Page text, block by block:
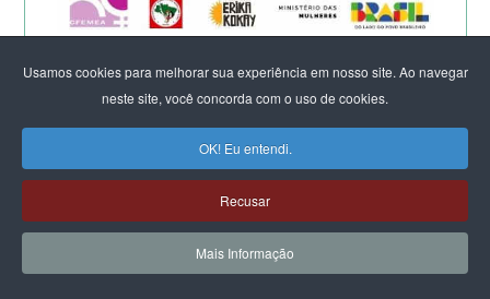
Usamos cookies para melhorar sua experiência em nosso site. Ao navegar
neste site, você concorda com o uso de cookies.
OK! Eu entendi.
Recusar
Mais Informação
Começa a etapa presencial do
Laboratório Feminista do DF e Entorno -